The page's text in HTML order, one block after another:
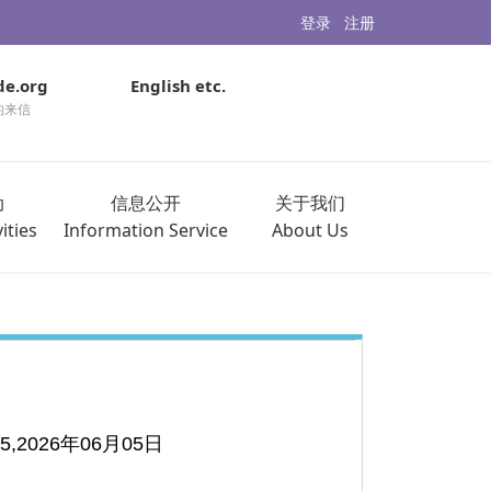
登录 注册
来信
English etc.
信息公开
Information Service
关于我们
About Us
年06月05日